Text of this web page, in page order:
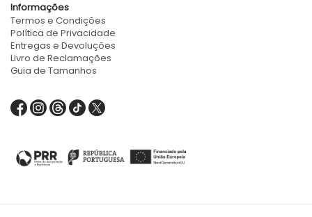
Informações
Termos e Condições
Política de Privacidade
Entregas e Devoluções
Livro de Reclamações
Guia de Tamanhos